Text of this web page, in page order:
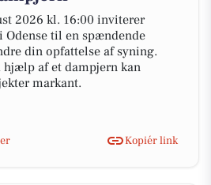
2026 kl. 16:00 inviterer
Odense til en spændende
din opfattelse af syning.
hjælp af et dampjern kan
markant.
Kopiér link